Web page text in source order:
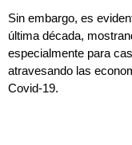
Sin embargo, es
última década,
especialmente para
atravesando las
Covid-19.